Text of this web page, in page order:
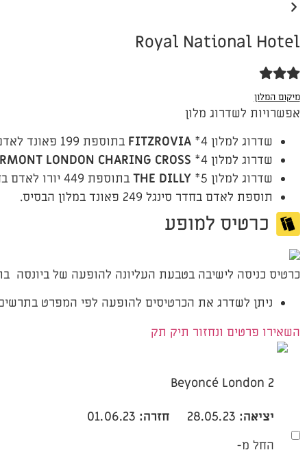
Royal National Hotel
מיקום המלון
אפשרויות לשדרוג מלון
שדרוג למלון 4*
FITZROVIA בתוספת 199 פאונד לאדם בחדר זוגי, לכל התקופה.
שדרוג למלון 4*
LONDON CHARING CROSS
שדרוג למלון 5*
THE DILLY בתוספת 449 יורו לאדם בחדר זוגי, לכל התקופה.
תוספת לאדם בחדר סינגל 249 פאונד במלון הבסיס.
כרטיס למופע
כרטיס כניסה לישיבה בטבעת העליונה להופעה של ביונסה בתאריך
ניתן לשדרג את הכרטיסים להופעה לפי המפרט
השאירו פרטים ונחזור תיק תק
Beyoncé London 2
יציאה: 28.05.23 חזרה: 01.06.23
החל מ-